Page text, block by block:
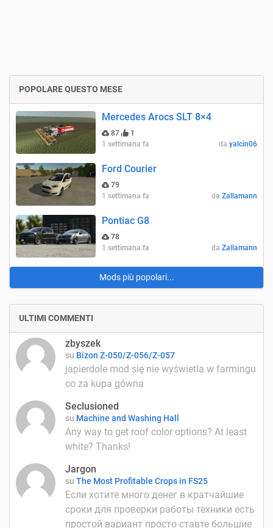
POPOLARE QUESTO MESE
Mercedes Arocs SLT 8×4
87
1
1 settimana fa
da yalcin06
Ford Courier
79
1 settimana fa
da Zallamann
Pontiac G8
78
1 settimana fa
da Zallamann
Mods più popolari...
ULTIMI COMMENTI
zbyszek
su Bizon Z-050/Z-056/Z-057
japierdole mod się nie wyświetla w farmingu
co za kupa gówna
Seclusioned
su Machine and Washing Hall
Any way to get roof color options? At least
white? Thanks!
Jargon
su The Most Profitable Crops in FS25
Если хотите много денег в кратчайшие
сроки для проверки работы техники есть
простой вариант просто ставте большие